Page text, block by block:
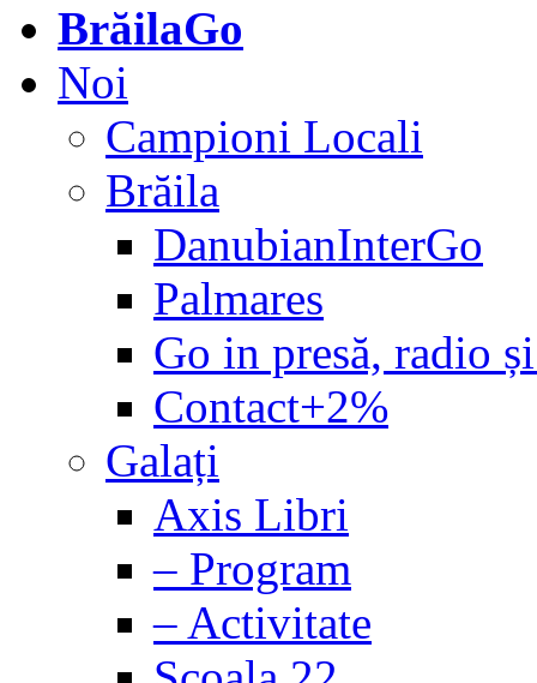
BrăilaGo
Noi
Campioni Locali
Brăila
DanubianInterGo
Palmares
Go in presă, radio
Contact+2%
Galați
Axis Libri
– Program
– Activitate